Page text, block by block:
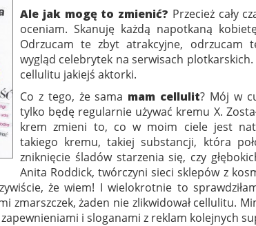
Ale jak mogę to zmienić? Przecież cały
oceniam. Skanuję każdą napotkaną
Odrzucam te zbyt atrakcyjne, odrzucam
wygląd celebrytek na serwisach
cellulitu jakiejś aktorki.
Co z tego, że sama mam cellulit? Mój w
tylko będę regularnie używać kremu X.
krem zmieni to, co w moim ciele jest
takiego kremu, takiej substancji, która
zniknięcie śladów starzenia się, czy
Anita Roddick, twórczyni sieci sklepów z
że wiem! I wielokrotnie to
zmarszczek, żaden nie zlikwidował cellulitu.
i sloganami z reklam kolejnych